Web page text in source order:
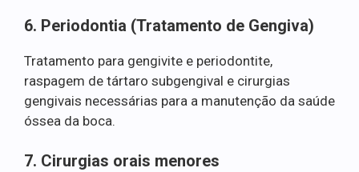
6. Periodontia (Tratamento de Gengiva)
Tratamento para gengivite e periodontite,
raspagem de tártaro subgengival e cirurgias
gengivais necessárias para a manutenção da saúde
óssea da boca.
7. Cirurgias orais menores